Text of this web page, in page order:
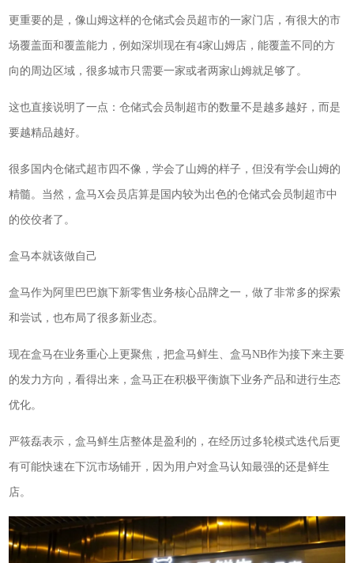
更重要的是，像山姆这样的仓储式会员超市的一家门店，有很大的市
场覆盖面和覆盖能力，例如深圳现在有4家山姆店，能覆盖不同的方
向的周边区域，很多城市只需要一家或者两家山姆就足够了。
这也直接说明了一点：仓储式会员制超市的数量不是越多越好，而是
要越精品越好。
很多国内仓储式超市四不像，学会了山姆的样子，但没有学会山姆的
精髓。当然，盒马X会员店算是国内较为出色的仓储式会员制超市中
的佼佼者了。
盒马本就该做自己
盒马作为阿里巴巴旗下新零售业务核心品牌之一，做了非常多的探索
和尝试，也布局了很多新业态。
现在盒马在业务重心上更聚焦，把盒马鲜生、盒马NB作为接下来主要
的发力方向，看得出来，盒马正在积极平衡旗下业务产品和进行生态
优化。
严筱磊表示，盒马鲜生店整体是盈利的，在经历过多轮模式迭代后更
有可能快速在下沉市场铺开，因为用户对盒马认知最强的还是鲜生
店。